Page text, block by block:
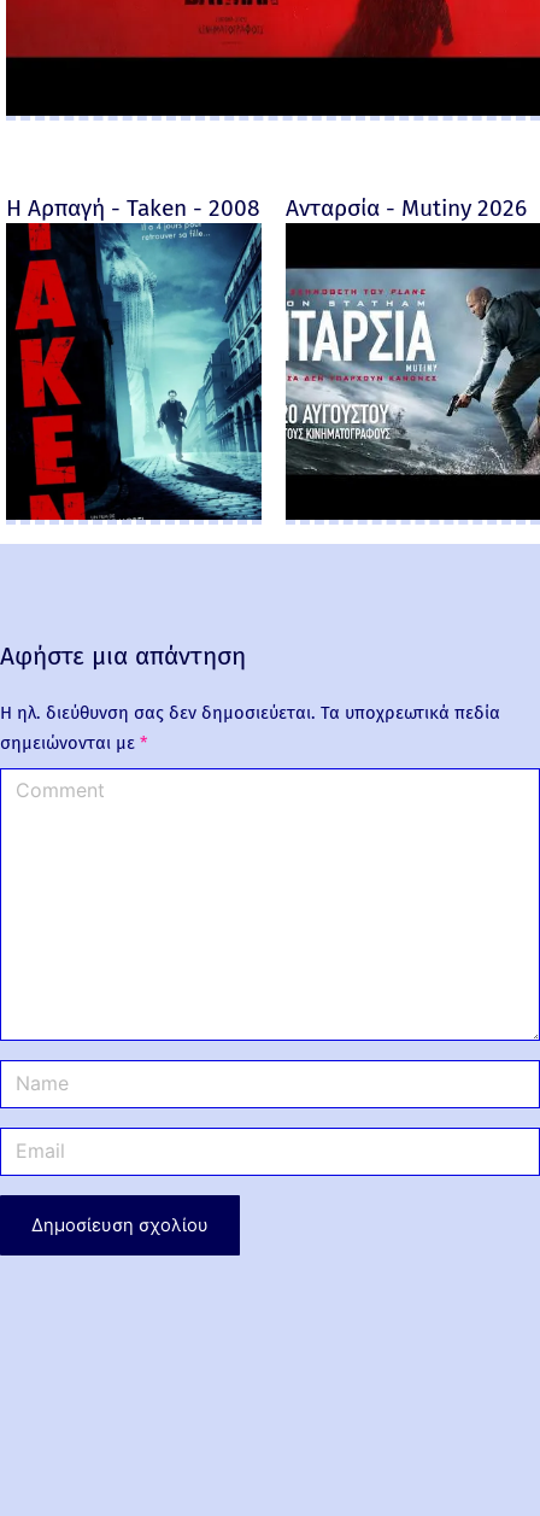
Η Αρπαγή - Taken - 2008 Ανταρσία - Mutiny 2026
Αφήστε μια απάντηση
Η ηλ. διεύθυνση σας δεν δημοσιεύεται. Τα υποχρεωτικά πεδία
σημειώνονται με *